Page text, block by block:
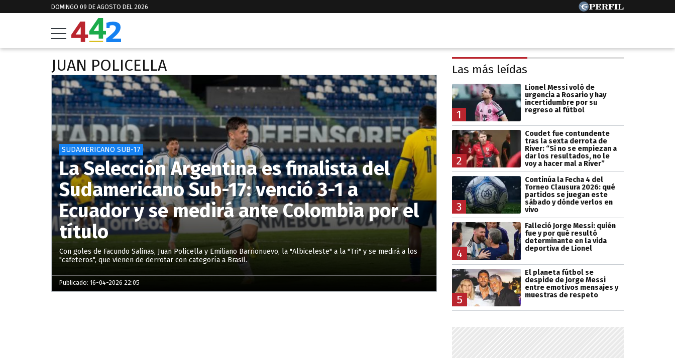
DOMINGO 09 DE AGOSTO DEL 2026
JUAN POLICELLA
SUDAMERICANO SUB-17
La Selección Argentina es finalista del
Sudamericano Sub-17: venció 3-1 a
Ecuador y se medirá ante Colombia por el
título
Con goles de Facundo Salinas, Juan Policella y Emiliano Barrionuevo, la "Albiceleste" a la "Tri" y se medirá a los
"cafeteros", que vienen de derrotar con categoría a Brasil.
Publicado: 16-04-2026 22:05
Las más leídas
1
Lionel Messi voló de
urgencia a Rosario y hay
incertidumbre por su
regreso al fútbol
2
Coudet fue contundente
tras la sexta derrota de
River: “Si no se empiezan a
dar los resultados, no le
voy a hacer mal a River”
3
Continúa la Fecha 4 del
Torneo Clausura 2026: qué
partidos se juegan este
sábado y dónde verlos en
vivo
4
Falleció Jorge Messi: quién
fue y por qué resultó
determinante en la vida
deportiva de Lionel
5
El planeta fútbol se
despide de Jorge Messi
entre emotivos mensajes y
muestras de respeto